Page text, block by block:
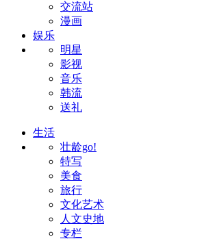
交流站
漫画
娱乐
明星
影视
音乐
韩流
送礼
生活
壮龄go!
特写
美食
旅行
文化艺术
人文史地
专栏